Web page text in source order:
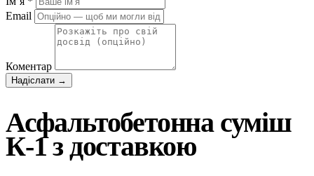
Email
Коментар
Надіслати →
Асфальтобетонна суміш
К-1 з доставкою